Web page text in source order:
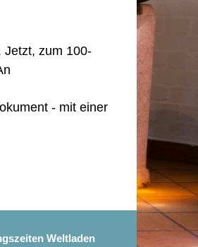
Jetzt, zum 100-
- mit einer
Weltladen